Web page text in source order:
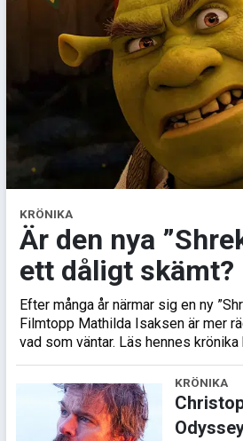
KRÖNIKA
Är den nya
ett dåligt skämt?
Efter många år närmar sig en ny
Filmtopp Mathilda Isaksen är mer
vad som väntar. Läs hennes krönika
KRÖNIKA